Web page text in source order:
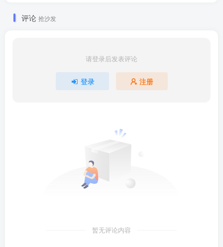
评论 抢沙发
请登录后发表评论
登录 注册
暂无评论内容